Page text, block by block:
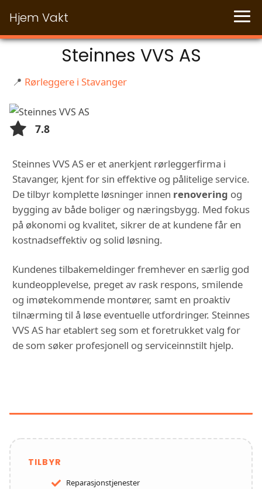
Hjem Vakt
Steinnes VVS AS
📍 Rørleggere i Stavanger
7.8
Steinnes VVS AS er et anerkjent rørleggerfirma i
Stavanger, kjent for sin effektive og pålitelige service.
De tilbyr komplette løsninger innen renovering og
bygging av både boliger og næringsbygg. Med fokus
på økonomi og kvalitet, sikrer de at kundene får en
kostnadseffektiv og solid løsning.
Kundenes tilbakemeldinger fremhever en særlig god
kundeopplevelse, preget av rask respons, smilende
og imøtekommende montører, samt en proaktiv
tilnærming til å løse eventuelle utfordringer. Steinnes
VVS AS har etablert seg som et foretrukket valg for
de som søker profesjonell og serviceinnstilt hjelp.
TILBYR
Reparasjonstjenester